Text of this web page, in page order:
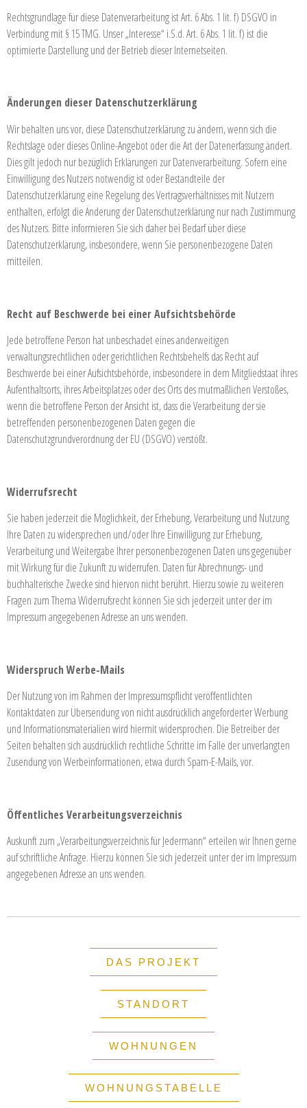
Rechtsgrundlage für diese Datenverarbeitung ist Art. 6 Abs. 1 lit. f) DSGVO in
Verbindung mit § 15 TMG. Unser „Interesse“ i.S.d. Art. 6 Abs. 1 lit. f) ist die
optimierte Darstellung und der Betrieb dieser Internetseiten.
Änderungen dieser Datenschutzerklärung
Wir behalten uns vor, diese Datenschutzerklärung zu ändern, wenn sich die
Rechtslage oder dieses Online-Angebot oder die Art der Datenerfassung ändert.
Dies gilt jedoch nur bezüglich Erklärungen zur Datenverarbeitung. Sofern eine
Einwilligung des Nutzers notwendig ist oder Bestandteile der
Datenschutzerklärung eine Regelung des Vertragsverhältnisses mit Nutzern
enthalten, erfolgt die Änderung der Datenschutzerklärung nur nach Zustimmung
des Nutzers. Bitte informieren Sie sich daher bei Bedarf über diese
Datenschutzerklärung, insbesondere, wenn Sie personenbezogene Daten
mitteilen.
Recht auf Beschwerde bei einer Aufsichtsbehörde
Jede betroffene Person hat unbeschadet eines anderweitigen
verwaltungsrechtlichen oder gerichtlichen Rechtsbehelfs das Recht auf
Beschwerde bei einer Aufsichtsbehörde, insbesondere in dem Mitgliedstaat ihres
Aufenthaltsorts, ihres Arbeitsplatzes oder des Orts des mutmaßlichen Verstoßes,
wenn die betroffene Person der Ansicht ist, dass die Verarbeitung der sie
betreffenden personenbezogenen Daten gegen die
Datenschutzgrundverordnung der EU (DSGVO) verstößt.
Widerrufsrecht
Sie haben jederzeit die Möglichkeit, der Erhebung, Verarbeitung und Nutzung
Ihre Daten zu widersprechen und/oder Ihre Einwilligung zur Erhebung,
Verarbeitung und Weitergabe Ihrer personenbezogenen Daten uns gegenüber
mit Wirkung für die Zukunft zu widerrufen. Daten für Abrechnungs- und
buchhalterische Zwecke sind hiervon nicht berührt. Hierzu sowie zu weiteren
Fragen zum Thema Widerrufsrecht können Sie sich jederzeit unter der im
Impressum angegebenen Adresse an uns wenden.
Widerspruch Werbe-Mails
Der Nutzung von im Rahmen der Impressumspflicht veröffentlichten
Kontaktdaten zur Übersendung von nicht ausdrücklich angeforderter Werbung
und Informationsmaterialien wird hiermit widersprochen. Die Betreiber der
Seiten behalten sich ausdrücklich rechtliche Schritte im Falle der unverlangten
Zusendung von Werbeinformationen, etwa durch Spam-E-Mails, vor.
Öffentliches Verarbeitungsverzeichnis
Auskunft zum „Verarbeitungsverzeichnis für Jedermann“ erteilen wir Ihnen gerne
auf schriftliche Anfrage. Hierzu können Sie sich jederzeit unter der im Impressum
angegebenen Adresse an uns wenden.
DAS PROJEKT
STANDORT
WOHNUNGEN
WOHNUNGSTABELLE